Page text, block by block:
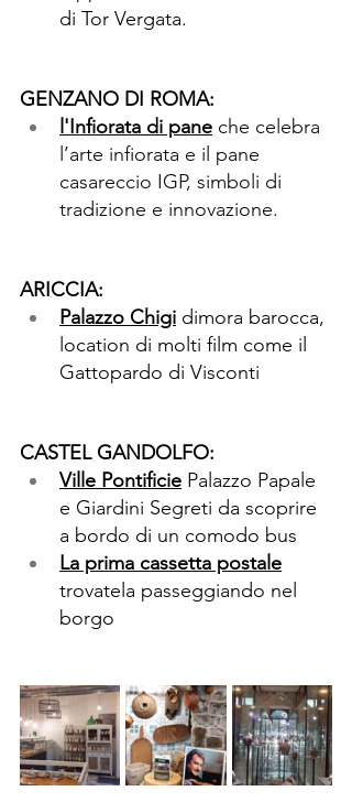
di Tor Vergata.
GENZANO DI ROMA:
l'Infiorata di pane che celebra
l’arte infiorata e il pane
casareccio IGP, simboli di
tradizione e innovazione.
ARICCIA:
Palazzo Chigi dimora barocca,
location di molti film come il
Gattopardo di Visconti
CASTEL GANDOLFO:
Ville Pontificie Palazzo Papale
e Giardini Segreti da scoprire
a bordo di un comodo bus
La prima cassetta postale
trovatela passeggiando nel
borgo